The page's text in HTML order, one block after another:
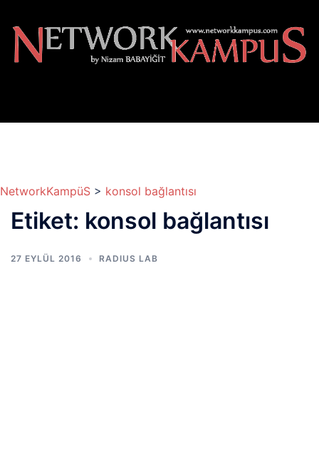
atla
NetworkKampüS > konsol bağlantısı
Etiket: konsol bağlantısı
27 EYLÜL 2016 RADIUS LAB